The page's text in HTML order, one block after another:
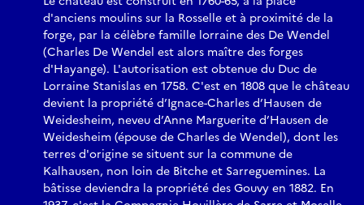
d'anciens moulins sur la Rosselle et à proximité de la
forge, par la célèbre famille lorraine des De Wendel
(Charles De Wendel est alors maître des forges
d'Hayange). L'autorisation est obtenue du Duc de
Lorraine Stanislas en 1758. C'est en 1808 que le château
devient la propriété d’Ignace-Charles d’Hausen de
Weidesheim, neveu d’Anne Marguerite d’Hausen de
Weidesheim (épouse de Charles de Wendel), dont les
terres d'origine se situent sur la commune de
Kalhausen, non loin de Bitche et Sarreguemines. La
bâtisse deviendra la propriété des Gouvy en 1882. En